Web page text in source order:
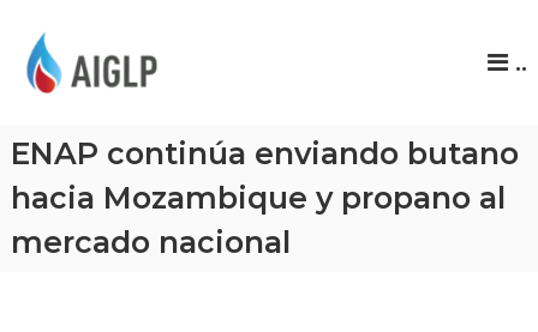
P
..
ENAP continúa enviando butano
hacia Mozambique y propano al
mercado nacional